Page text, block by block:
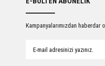
Kampanyalarımızdan